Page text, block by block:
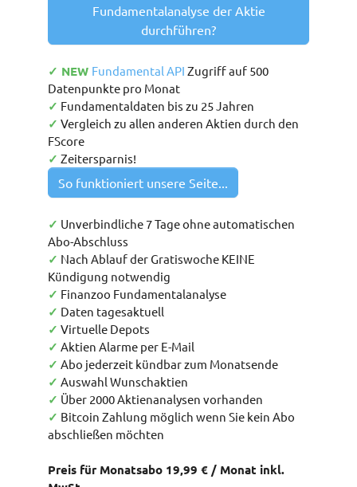
Fundamentalanalyse der Aktie
durchführen?
✓ NEW Fundamental API Zugriff auf 500
Datenpunkte pro Monat
✓ Fundamentaldaten bis zu 25 Jahren
✓ Vergleich zu allen anderen Aktien durch den
FScore
✓ Zeitersparnis!
So funktioniert unsere Seite...
✓ Unverbindliche 7 Tage ohne automatischen
Abo-Abschluss
✓ Nach Ablauf der Gratiswoche KEINE
Kündigung notwendig
✓ Finanzoo Fundamentalanalyse
✓ Daten tagesaktuell
✓ Virtuelle Depots
✓ Aktien Alarme per E-Mail
✓ Abo jederzeit kündbar zum Monatsende
✓ Auswahl Wunschaktien
✓ Über 2000 Aktienanalysen vorhanden
✓ Bitcoin Zahlung möglich wenn Sie kein Abo
abschließen möchten
Preis für Monatsabo 19,99 € / Monat inkl.